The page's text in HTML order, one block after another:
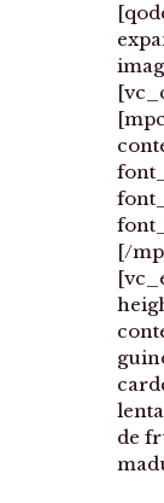
[/
de